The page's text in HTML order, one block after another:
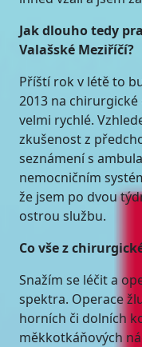
Jak dlouho tedy
Valašské Meziříčí?
Příští rok v létě to
2013 na
velmi rychlé.
zkušenost z
seznámení s
nemocničním
že jsem po dvou
ostrou službu.
Co vše z
Snažím se léčit a
spektra. Operace
horních či dolních
měkkotkáňových